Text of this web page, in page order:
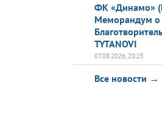
ФК «Динамо»
Меморандум о
TYTANOVI
07.08.2026, 20:25
Все новости →